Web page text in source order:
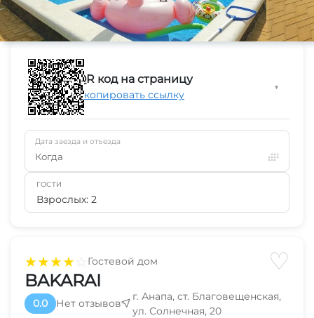
★★★★☆Гостевой дом ♡
BAKARAI
0.0 Нет отзывов
г. Анапа, ст. Благовещенская,
ул. Солнечная, 20
QR код на страницу
Скопировать ссылку
▼
Дата заезда и отъезда
Когда
ГОСТИ
Взрослых: 2